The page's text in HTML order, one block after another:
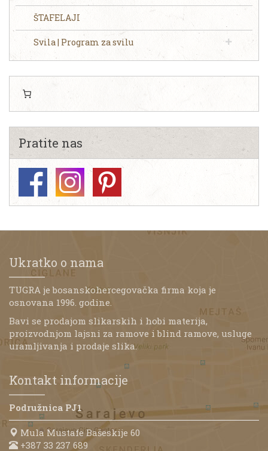
ŠTAFELAJI
Svila | Program za svilu
Pratite nas
Ukratko o nama
TUGRA je bosanskohercegovačka firma koja je
osnovana 1996. godine.
Bavi se prodajom slikarskih i hobi materija,
proizvodnjom lajsni za ramove i blind ramove, usluge
uramljivanja i prodaje slika.
Kontakt informacije
Podružnica PJ1
Mula Mustafe Bašeskije 60
+387 33 237 689